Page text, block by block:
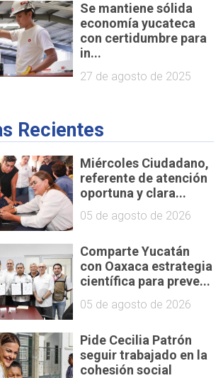
Se mantiene sólida
economía yucateca
con certidumbre para
in...
27 de agosto de 2025
Recientes
Miércoles Ciudadano,
referente de atención
oportuna y clara...
05 de agosto de 2026
Comparte Yucatán
con Oaxaca estrategia
científica para preve...
05 de agosto de 2026
Pide Cecilia Patrón
seguir trabajado en la
cohesión social